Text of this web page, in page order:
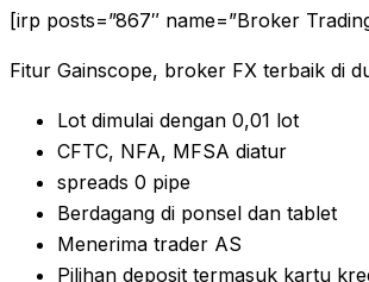
[irp posts=”867″ name=”Broker
Fitur Gainscope, broker FX terbaik di
Lot dimulai dengan 0,01 lot
CFTC, NFA, MFSA diatur
spreads 0 pipe
Berdagang di ponsel dan tablet
Menerima trader AS
Pilihan deposit termasuk kartu